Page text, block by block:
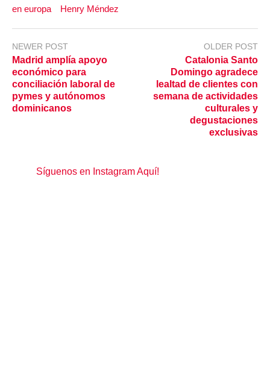
en europa Henry Méndez
NEWER POST
Madrid amplía apoyo
económico para
conciliación laboral de
pymes y autónomos
dominicanos
OLDER POST
Catalonia Santo
Domingo agradece
lealtad de clientes con
semana de actividades
culturales y
degustaciones
exclusivas
Síguenos en Instagram Aquí!